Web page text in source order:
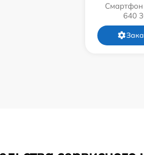
Смартфон
640